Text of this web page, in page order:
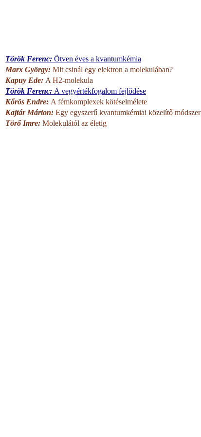
Török Ferenc: Ötven éves a kvantumkémia
Marx György: Mit csinál egy elektron a molekulában?
Kapuy Ede: A H2-molekula
Török Ferenc: A vegyértékfogalom fejlődése
Kőrös Endre: A fémkomplexek kötéselmélete
Kajtár Márton: Egy egyszerű kvantumkémiai közelítő módszer
Törő Imre: Molekulától az életig